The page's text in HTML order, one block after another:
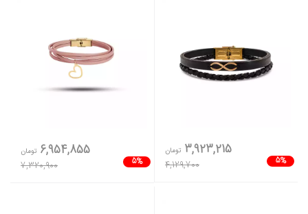
5%
3,923,215 تومان
4,129,700
5%
6,954,855 تومان
7,320,900